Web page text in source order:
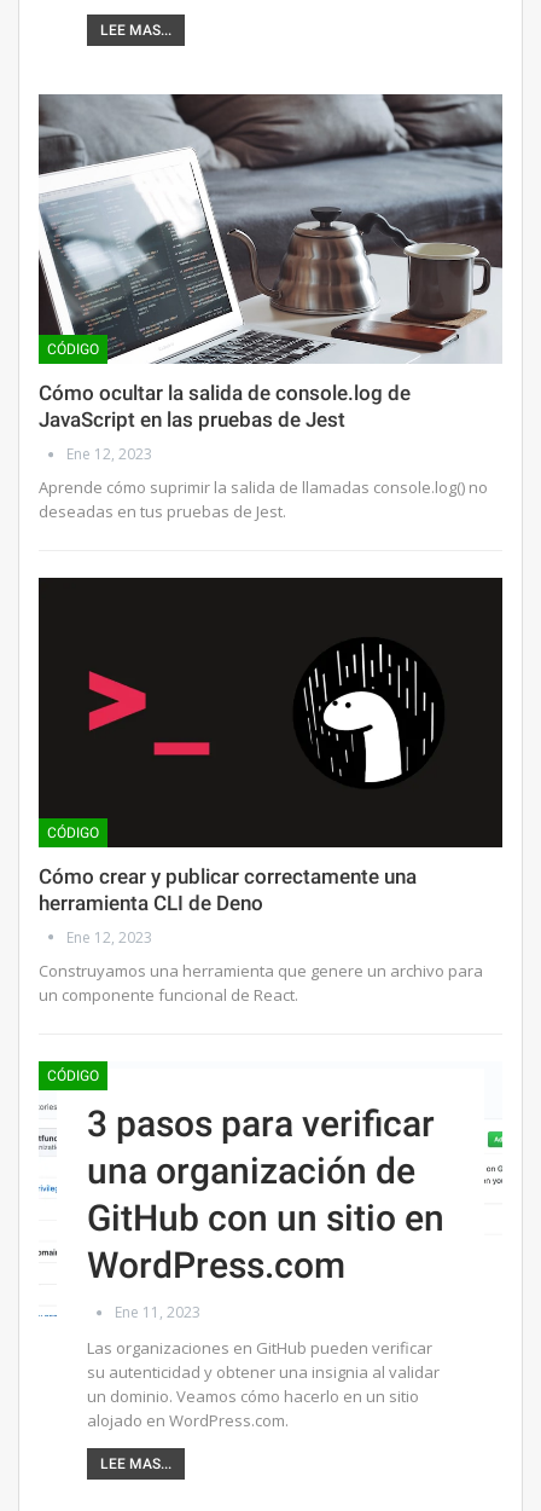
LEE MAS...
CÓDIGO
Cómo ocultar la salida de console.log de
JavaScript en las pruebas de Jest
Ene 12, 2023
Aprende cómo suprimir la salida de llamadas console.log() no
deseadas en tus pruebas de Jest.
CÓDIGO
Cómo crear y publicar correctamente una
herramienta CLI de Deno
Ene 12, 2023
Construyamos una herramienta que genere un archivo para
un componente funcional de React.
CÓDIGO
3 pasos para verificar
una organización de
GitHub con un sitio en
WordPress.com
Ene 11, 2023
Las organizaciones en GitHub pueden verificar
su autenticidad y obtener una insignia al validar
un dominio. Veamos cómo hacerlo en un sitio
alojado en WordPress.com.
LEE MAS...